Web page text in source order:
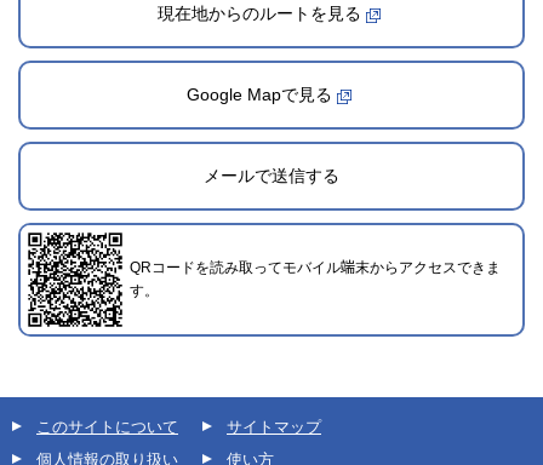
現在地からのルートを見る
Google Mapで見る
メールで送信する
QRコードを読み取ってモバイル端末からアクセスできま
す。
このサイトについて
個人情報の取り扱い
サイトマップ
使い方